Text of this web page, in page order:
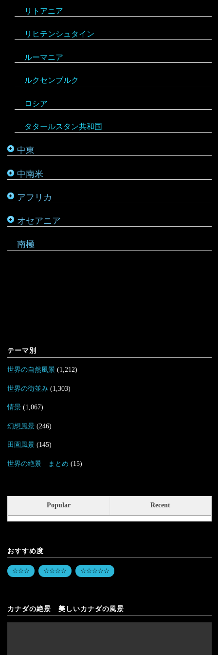
リトアニア
リヒテンシュタイン
ルーマニア
ルクセンブルク
ロシア
タタールスタン共和国
中東
クウェート
サウジアラビア
シリア
バーレーン
パレスチナ
ヨルダン
レバノン
中南米
パラグアイ
バルバドス
ブラジル
ベネズエラ
ベリーズ
ペルー
ボリビア
ホンジュラス
アフリカ
チュニジア
ボツワナ
マダガスカル
マラウイ
南アフリカ
モザンビーク
モロッコ
モーリシャス
ルワンダ
オセアニア
オーストラリア
キリバス
サモア
ソロモン諸島
トンガ
ニュージーランド
バヌアツ
パラオ
仏領ポリネシア
タヒチ
マーシャル諸島
南極
テーマ別
世界の自然風景(1,212)
世界の街並み (1,303)
情景(1,067)
幻想風景(246)
田園風景(145)
世界の絶景 まとめ (15)
Popular Recent
おすすめ度
☆☆☆ ☆☆☆☆ ☆☆☆☆☆
カナダの絶景 美しいカナダの風景